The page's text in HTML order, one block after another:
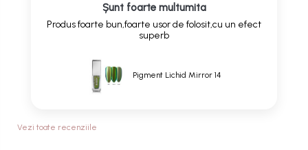
Șunt foarte multumita
Produs foarte bun,foarte usor de folosit,cu un efect
superb
Pigment Lichid Mirror 14
Vezi toate recenziile